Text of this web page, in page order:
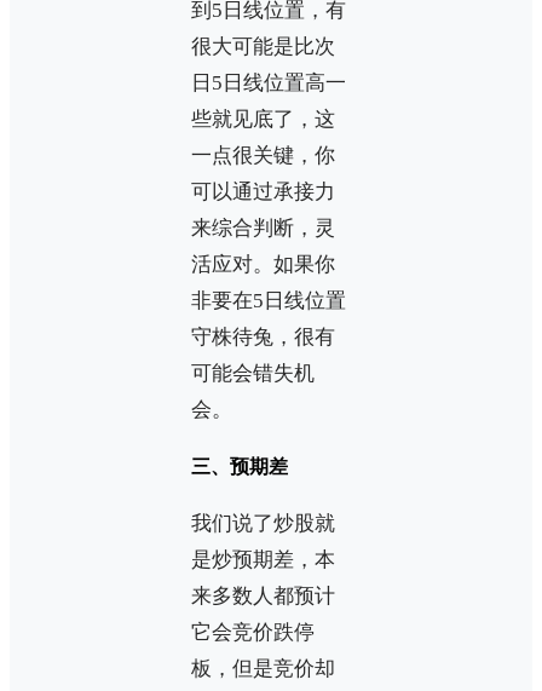
到5日线位置，有
很大可能是比次
日5日线位置高一
些就见底了，这
一点很关键，你
可以通过承接力
来综合判断，灵
活应对。如果你
非要在5日线位置
守株待兔，很有
可能会错失机
会。
三、预期差
我们说了炒股就
是炒预期差，本
来多数人都预计
它会竞价跌停
板，但是竞价却